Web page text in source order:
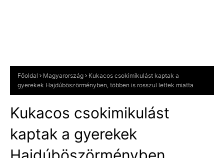
Főoldal Magyarország
Kukacos csokimikulást kaptak a
gyerekek Hajdúböszörményben, többen is rosszul lettek miatta
Kukacos csokimikulást
kaptak a gyerekek